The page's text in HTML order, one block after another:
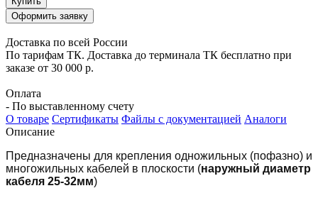
Оформить заявку
Доставка по всей России
По тарифам ТК. Доставка до терминала ТК бесплатно при
заказе от 30 000 р.
Оплата
- По выставленному счету
О товаре Сертификаты Файлы с документацией Аналоги
Описание
Предназначены для крепления одножильных (пофазно) и
многожильных кабелей в плоскости (наружный диаметр
кабеля 25-32мм)